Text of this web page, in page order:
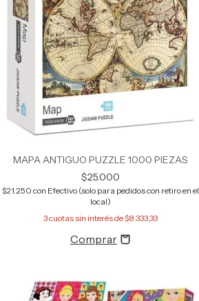
MAPA ANTIGUO PUZZLE 1000 PIEZAS
$25.000
$21.250 con Efectivo (solo para pedidos con retiro en el
local)
3cuotas sin interés de$8.333,33